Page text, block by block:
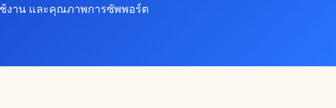
ช้งาน และคุณภาพการซัพพอร์ต